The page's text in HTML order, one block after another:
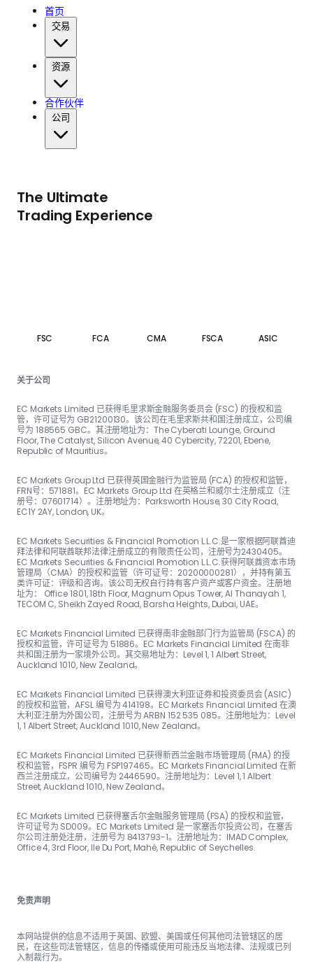
首页
交易
资源
合作伙伴
公司
The Ultimate
Trading Experience
FSC FCA CMA FSCA ASIC
关于公司
EC Markets Limited 已获得毛里求斯金融服务委员会 (FSC) 的授权和监
管，许可证号为 GB21200130。该公司在毛里求斯共和国注册成立，公司编
号为 188565 GBC。其注册地址为：The Cyber​​ati Lounge, Ground
Floor, The Catalyst, Silicon Avenue, 40 Cyber​​city, 72201, Ebene,
Republic of Mauritius。
EC Markets Group Ltd 已获得英国金融行为监管局 (FCA) 的授权和监管，
FRN号：57188​​1。EC Markets Group Ltd 在英格兰和威尔士注册成立（注
册号：07601714）。注册地址为：Parksworth House, 30 City Road,
EC1Y 2AY, London, UK。
EC Markets Securities & Financial Promotion L.L.C.是一家根据阿联酋迪
拜法律和阿联酋联邦法律注册成立的有限责任公司，注册号为2430405。
EC Markets Securities & Financial Promotion L.L.C.获得阿联酋资本市场
管理局（CMA）的授权和监管（许可证号：20200000281），并持有第五
类许可证：评级和咨询。该公司无权自行持有客户资产或客户资金。注册地
址为： Office 1801, 18th Floor, Magnum Opus Tower, Al Thanayah 1,
TECOM C, Sheikh Zayed Road, Barsha Heights, Dubai, UAE。
EC Markets Financial Limited 已获得南非金融部门行为监管局 (FSCA) 的
授权和监管，许可证号为 51886。EC Markets Financial Limited 在南非
共和国注册为一家境外公司。其交易地址为：Level 1, 1 Albert Street,
Auckland 1010, New Zealand。
EC Markets Financial Limited 已获得澳大利亚证券和投资委员会 (ASIC)
的授权和监管，AFSL 编号为 414198。EC Markets Financial Limited 在澳
大利亚注册为外国公司，注册号为 ARBN 152 535 085。注册地址为：Level
1, 1 Albert Street, Auckland 1010, New Zealand。
EC Markets Financial Limited 已获得新西兰金融市场管理局 (FMA) 的授
权和监管，FSPR 编号为 FSP197465。EC Markets Financial Limited 在新
西兰注册成立，公司编号为 2446590。注册地址为：Level 1, 1 Albert
Street, Auckland 1010, New Zealand。
EC Markets Limited 已获得塞舌尔金融服务管理局 (FSA) 的授权和监管，
许可证号为 SD009。EC Markets Limited 是一家塞舌尔投资公司，在塞舌
尔公司注册处注册，注册号为 8413793-1。注册地址为：IMAD Complex,
Office 4, 3rd Floor, Ile Du Port, Mahé, Republic of Seychelles.
免责声明
本网站提供的信息不适用于英国、欧盟、美国或任何其他司法管辖区的居
民，在这些司法管辖区，信息的传播或使用可能违反当地法律、法规或已列
入制裁行为。